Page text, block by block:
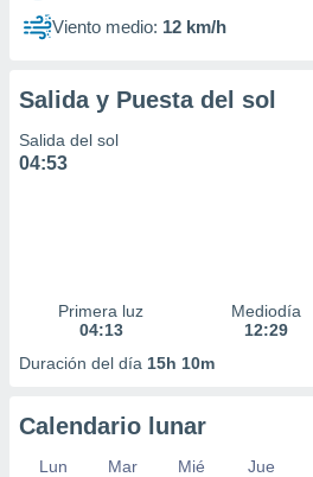
Viento medio: 12 km/h
Salida y Puesta del sol
Salida del sol
04:53
Primera luz
04:13
Mediodía
12:29
Duración del día 15h 10m
Calendario lunar
Lun Mar Mié Jue